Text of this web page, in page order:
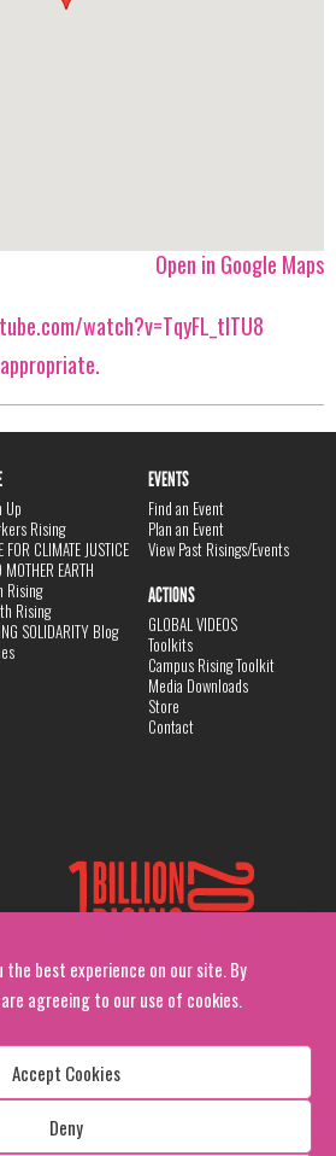
the best experience on our site. By
agreeing to our use of cookies.
Accept Cookies
Deny
Open in Google Maps
watch?v=TqyFL_tITU8
Up
Rising
FOR CLIMATE JUSTICE
MOTHER EARTH
Rising
Rising
SOLIDARITY Blog
EVENTS
Find an Event
Plan an Event
View Past Risings/Events
ACTIONS
GLOBAL VIDEOS
Toolkits
Campus Rising Toolkit
Media Downloads
Store
Contact